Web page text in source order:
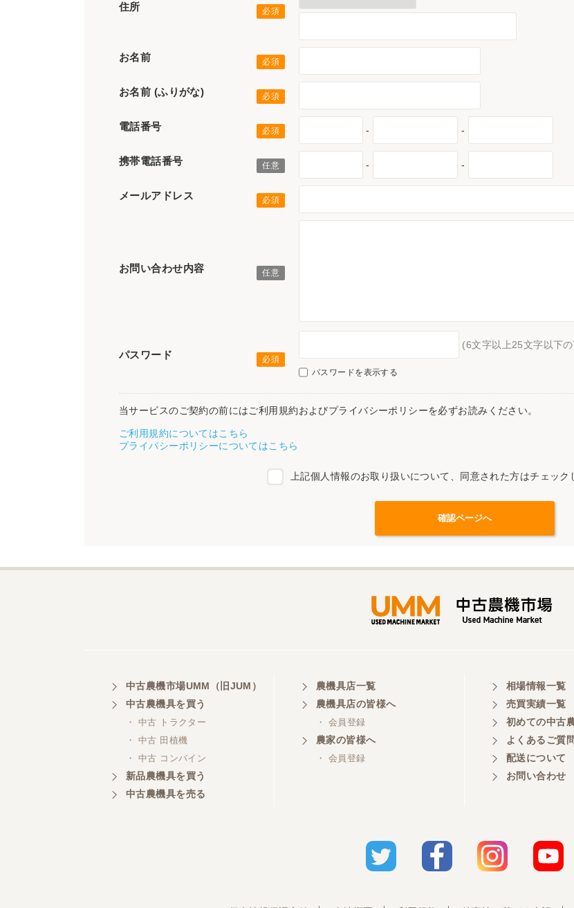
住所
お名前
お名前 (ふりがな)
電話番号 - -
携帯電話番号 - -
メールアドレス
お問い合わせ内容
パスワード
(6文字以上25文字以下
パスワードを表示する
当サービスのご契約の前にはご利用規約およびプライバシーポリシーを必ずお読みください。
ご利用規約についてはこちら
プライバシーポリシーについてはこちら
上記個人情報のお取り扱いについて、同意された方はチェック
中古農機市場UMM（旧JUM）
中古農機具を買う
・ 中古 トラクター
・ 中古 田植機
・ 中古 コンバイン
新品農機具を買う
中古農機具を売る
農機具店一覧
農機具店の皆様へ
・ 会員登録
農家の皆様へ
・ 会員登録
相場情報一覧
売買実績一覧
初めての中古
よくあるご質問
配送について
お問い合わせ